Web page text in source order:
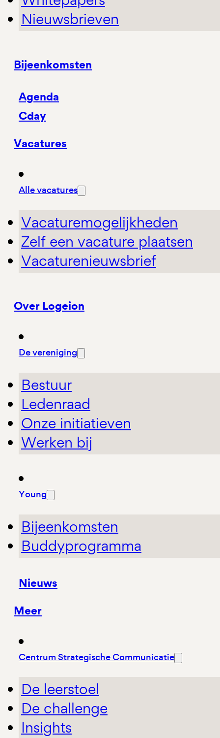
Nieuwsbrieven
Bijeenkomsten
Agenda
Cday
Vacatures
Alle vacatures
Vacaturemogelijkheden
Zelf een vacature plaatsen
Vacaturenieuwsbrief
Over Logeion
De vereniging
Bestuur
Ledenraad
Onze initiatieven
Werken bij
Young
Bijeenkomsten
Buddyprogramma
Nieuws
Meer
Centrum Strategische Communicatie
De leerstoel
De challenge
Insights